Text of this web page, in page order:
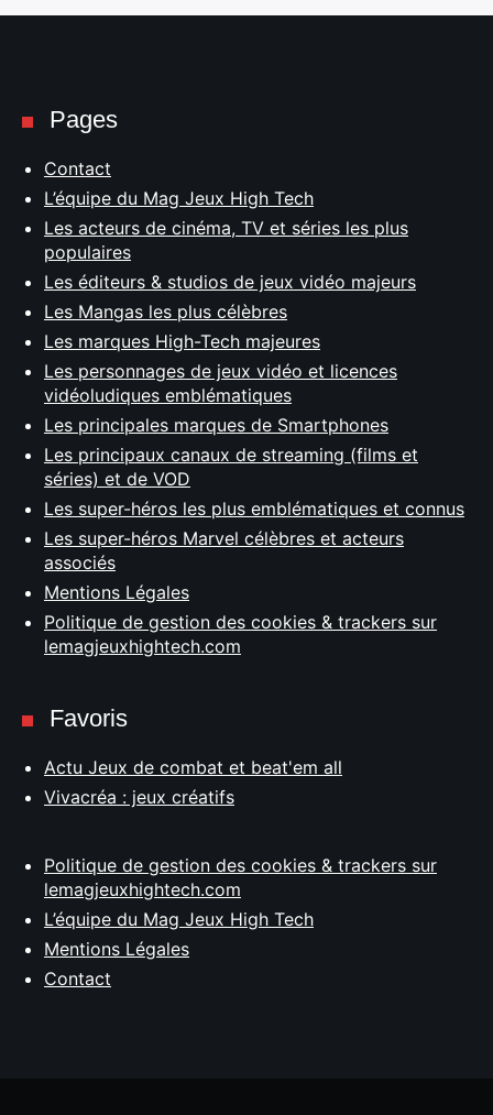
Pages
Contact
L’équipe du Mag Jeux High Tech
Les acteurs de cinéma, TV et séries les plus
populaires
Les éditeurs & studios de jeux vidéo majeurs
Les Mangas les plus célèbres
Les marques High-Tech majeures
Les personnages de jeux vidéo et licences
vidéoludiques emblématiques
Les principales marques de Smartphones
Les principaux canaux de streaming (films et
séries) et de VOD
Les super-héros les plus emblématiques et connus
Les super-héros Marvel célèbres et acteurs
associés
Mentions Légales
Politique de gestion des cookies & trackers sur
lemagjeuxhightech.com
Favoris
Actu Jeux de combat et beat'em all
Vivacréa : jeux créatifs
Politique de gestion des cookies & trackers sur
lemagjeuxhightech.com
L’équipe du Mag Jeux High Tech
Mentions Légales
Contact